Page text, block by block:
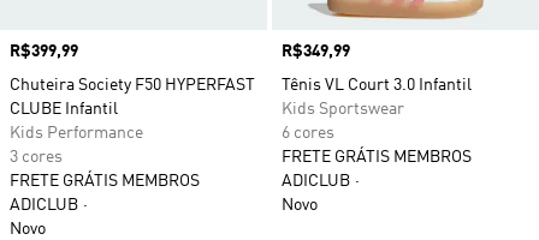
Preço
R$399,99
Chuteira Society F50 HYPERFAST
CLUBE Infantil
Kids Performance
3 cores
FRETE GRÁTIS MEMBROS
ADICLUB
Novo
Preço
R$349,99
Tênis VL Court 3.0 Infantil
Kids Sportswear
6 cores
FRETE GRÁTIS MEMBROS
ADICLUB
Novo